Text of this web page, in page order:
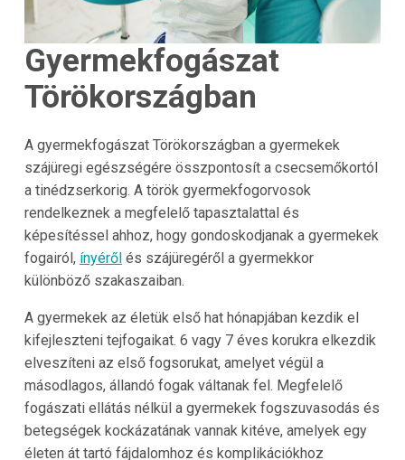
Gyermekfogászat
Törökországban
A gyermekfogászat Törökországban a gyermekek
szájüregi egészségére összpontosít a csecsemőkortól
a tinédzserkorig. A török gyermekfogorvosok
rendelkeznek a megfelelő tapasztalattal és
képesítéssel ahhoz, hogy gondoskodjanak a gyermekek
fogairól, ínyéről és szájüregéről a gyermekkor
különböző szakaszaiban.
A gyermekek az életük első hat hónapjában kezdik el
kifejleszteni tejfogaikat. 6 vagy 7 éves korukra elkezdik
elveszíteni az első fogsorukat, amelyet végül a
másodlagos, állandó fogak váltanak fel. Megfelelő
fogászati ellátás nélkül a gyermekek fogszuvasodás és
betegségek kockázatának vannak kitéve, amelyek egy
életen át tartó fájdalomhoz és komplikációkhoz